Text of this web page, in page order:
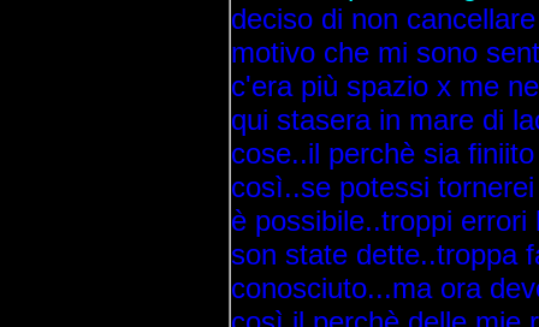
deciso di non
motivo che mi sono
c'era più spazio x me
qui stasera in mare di
cose..il perchè sia
così..se potessi
è possibile..troppi
son state dette..troppa
conosciuto...ma ora